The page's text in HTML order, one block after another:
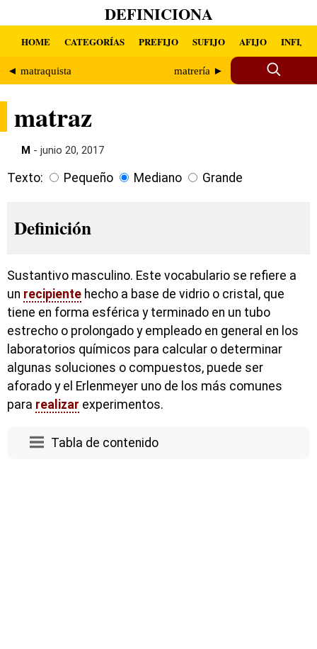
DEFINICIONA
HOME CATEGORÍAS PREFIJO SUFIJO AFIJO INFIJO
◄ matraquista matrería ►
matraz
M - junio 20, 2017
Texto: Pequeño Mediano Grande
Definición
Sustantivo masculino. Este vocabulario se refiere a
un recipiente hecho a base de vidrio o cristal, que
tiene en forma esférica y terminado en un tubo
estrecho o prolongado y empleado en general en los
laboratorios químicos para calcular o determinar
algunas soluciones o compuestos, puede ser
aforado y el Erlenmeyer uno de los más comunes
para realizar experimentos.
Tabla de contenido